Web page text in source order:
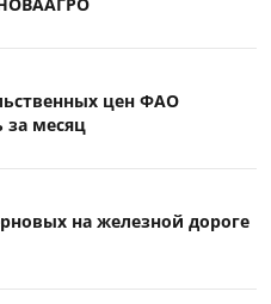
цен ФАО
за месяц
на железной дороге